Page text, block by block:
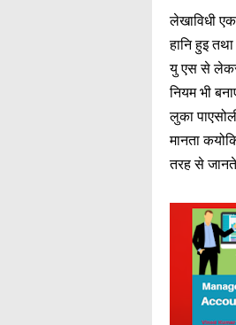
लेखाविधी
हानि हुइ
यु एस से लेकर
नियम भी
लुका
मानता
तरह से